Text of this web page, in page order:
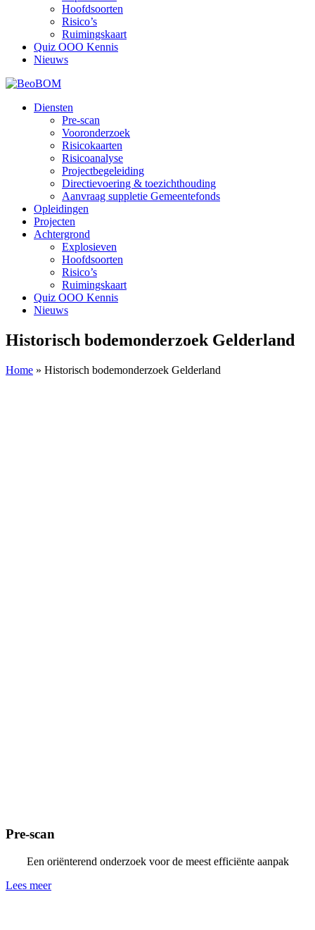
Hoofdsoorten
Risico’s
Ruimingskaart
Quiz OOO Kennis
Nieuws
Diensten
Pre-scan
Vooronderzoek
Risicokaarten
Risicoanalyse
Projectbegeleiding
Directievoering & toezichthouding
Aanvraag suppletie Gemeentefonds
Opleidingen
Projecten
Achtergrond
Explosieven
Hoofdsoorten
Risico’s
Ruimingskaart
Quiz OOO Kennis
Nieuws
Historisch bodemonderzoek Gelderland
Home » Historisch bodemonderzoek Gelderland
Pre-scan
Een oriënterend onderzoek voor de meest efficiënte aanpak
Lees meer